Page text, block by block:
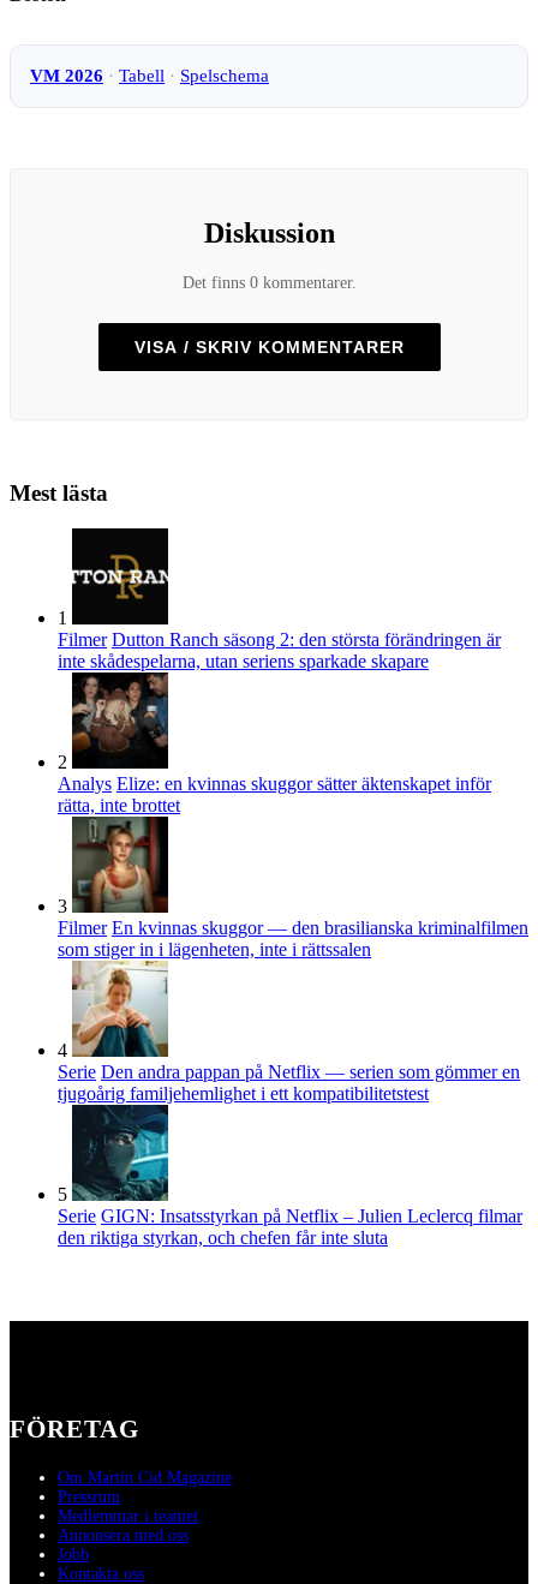
VM 2026 · Tabell · Spelschema
Diskussion
Det finns 0 kommentarer.
VISA / SKRIV KOMMENTARER
Mest lästa
1
Filmer Dutton Ranch säsong 2: den största förändringen är
inte skådespelarna, utan seriens sparkade skapare
2
Analys Elize: en kvinnas skuggor sätter äktenskapet inför
rätta, inte brottet
3
Filmer En kvinnas skuggor — den brasilianska kriminalfilmen
som stiger in i lägenheten, inte i rättssalen
4
Serie Den andra pappan på Netflix — serien som gömmer en
tjugoårig familjehemlighet i ett kompatibilitetstest
5
Serie GIGN: Insatsstyrkan på Netflix – Julien Leclercq filmar
den riktiga styrkan, och chefen får inte sluta
FÖRETAG
Om Martin Cid Magazine
Pressrum
Medlemmar i teamet
Annonsera med oss
Jobb
Kontakta oss